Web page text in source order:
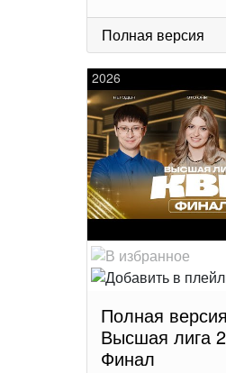
Полная версия
2026
Полная
Высшая лига
Финал